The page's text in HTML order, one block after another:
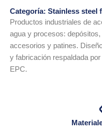
Categoría: Stainless steel
Productos industriales de
agua y procesos:
accesorios y patines.
y fabricación respaldada
EPC.